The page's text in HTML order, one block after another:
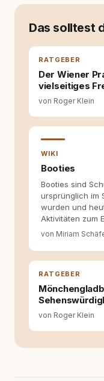
moderner
entsteht
Wissen
Wissens-
und der
Hund
für ein
Das solltest
RATGEBER
Der Wiener
vielseitiges
von Roger Klein
WIKI
Booties
Booties sind
ursprünglich im
wurden und
Aktivitäten zum
von Miriam
RATGEBER
von Roger Klein